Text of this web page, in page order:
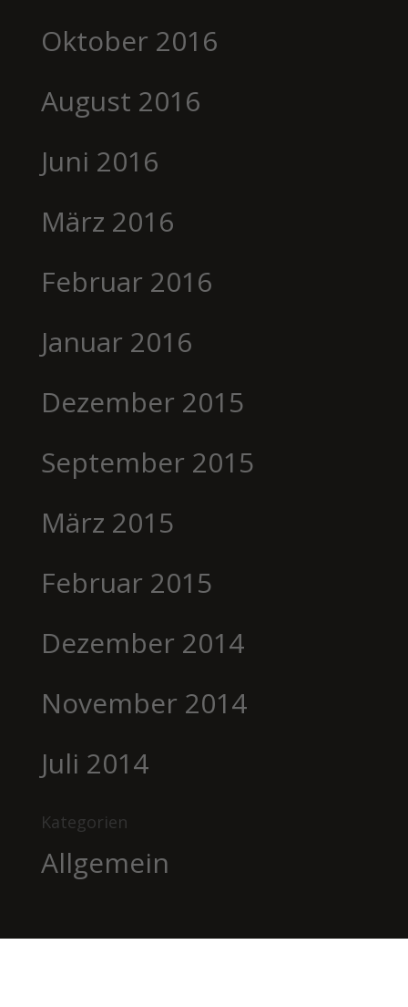
Oktober 2016
August 2016
Juni 2016
März 2016
Februar 2016
Januar 2016
Dezember 2015
September 2015
März 2015
Februar 2015
Dezember 2014
November 2014
Juli 2014
Kategorien
Allgemein